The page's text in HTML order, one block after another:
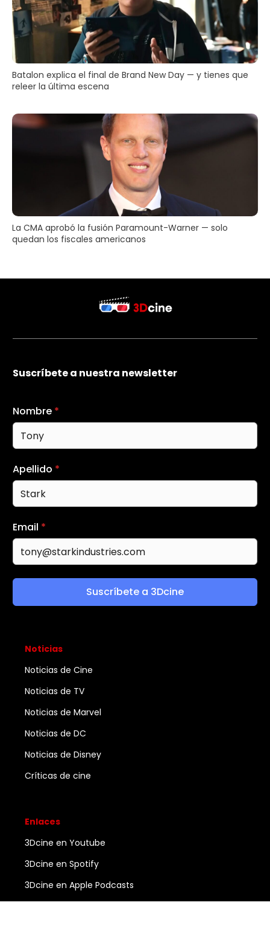
Batalon explica el final de Brand New Day — y tienes que
releer la última escena
La CMA aprobó la fusión Paramount-Warner — solo
quedan los fiscales americanos
Suscríbete a nuestra newsletter
Nombre *
Apellido *
Email *
Suscríbete a 3Dcine
Noticias
Noticias de Cine
Noticias de TV
Noticias de Marvel
Noticias de DC
Noticias de Disney
Críticas de cine
Enlaces
3Dcine en Youtube
3Dcine en Spotify
3Dcine en Apple Podcasts